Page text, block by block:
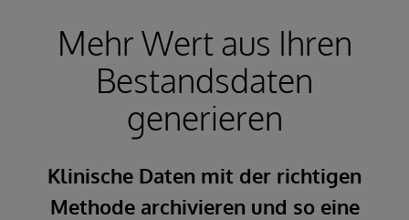
Mehr Wert aus Ihren
Bestandsdaten
generieren
Klinische Daten mit der richtigen
Methode archivieren und so eine